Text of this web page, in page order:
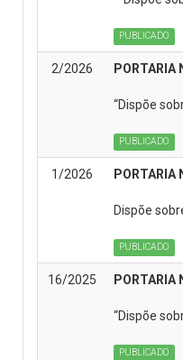
PUBLICADO
2/2026 PORTARIA
“Dispõe
PUBLICADO
1/2026 PORTARIA
Dispõe
PUBLICADO
16/2025 PORTARIA
“Dispõe
PUBLICADO